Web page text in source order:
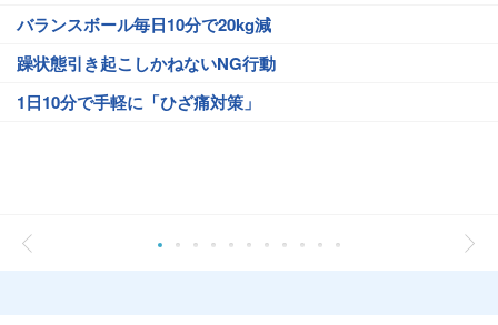
バランスボール毎日10分で20kg減
躁状態引き起こしかねないNG行動
1日10分で手軽に「ひざ痛対策」